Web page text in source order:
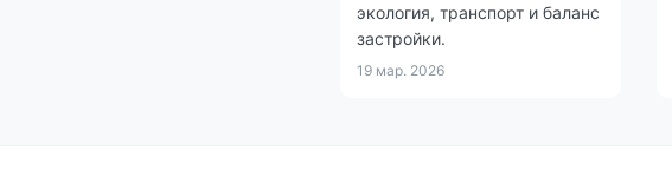
экология, транспорт и баланс
застройки.
19 мар. 2026